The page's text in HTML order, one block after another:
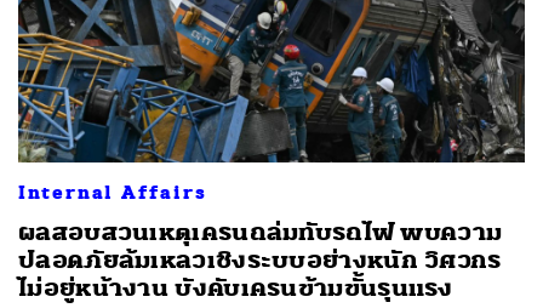
Internal Affairs
ผลสอบสวนเหตุเครนถล่มทับรถไฟ พบความ
ปลอดภัยล้มเหลวเชิงระบบอย่างหนัก วิศวกร
ไม่อยู่หน้างาน บังคับเครนข้ามขั้นรุนแรง